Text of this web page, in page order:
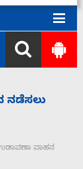
ಮತ್ತು
ವಾಹನ